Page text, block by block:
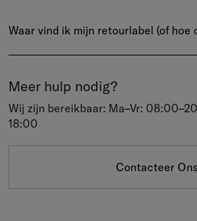
Waar vind ik mijn retourlabel (of hoe
Meer hulp nodig?
Wij zijn bereikbaar: Ma–Vr:
18:00
Contacteer Ons